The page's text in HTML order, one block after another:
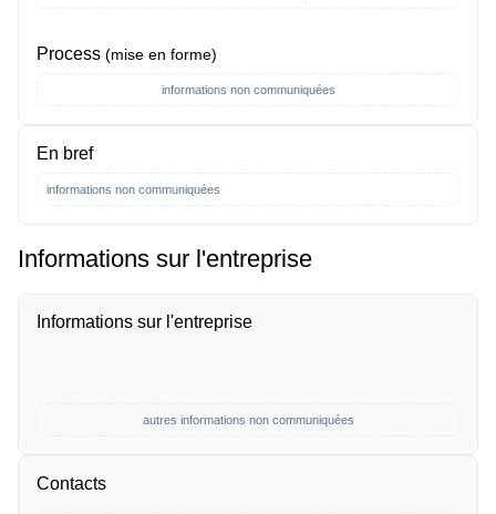
Process (mise en forme)
informations non communiquées
En bref
informations non communiquées
Informations sur l'entreprise
Informations sur l'entreprise
autres informations non communiquées
Contacts